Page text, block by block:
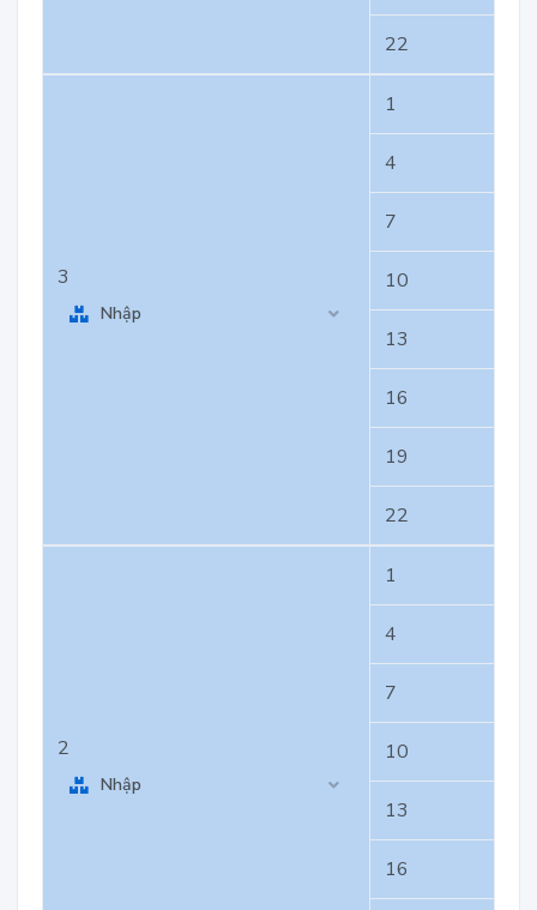
22
3
Nhập
1
4
7
10
13
16
19
22
2
Nhập
1
4
7
10
13
16